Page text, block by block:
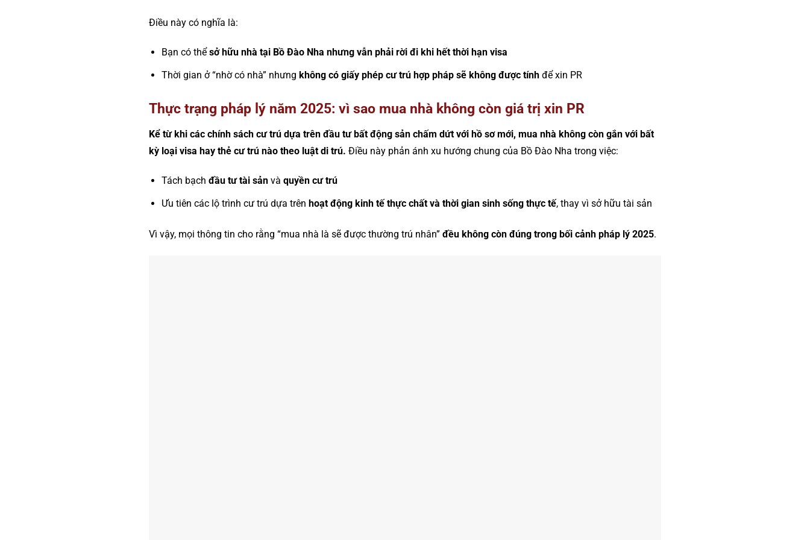
Điều này có nghĩa là:
Bạn có thểsở hữu nhà tại Bồ Đào Nha nhưng vẫn phải rời đi khi hết thời hạn visa
Thời gian ở “nhờ có nhà” nhưng không có giấy phép cư trú hợp pháp sẽ không được tínhđể xin PR
Thực trạng pháp lý năm 2025: vì sao mua nhà không còn giá trị xin PR
Kể từ khi các chính sách cư trú dựa trên đầu tư bất động sản chấm dứt với hồ sơ mới, mua nhà không còn gắn với bất
kỳ loại visa hay thẻ cư trú nào theo luật di trú. Điều này phản ánh xu hướng chung của Bồ Đào Nha trong việc:
Tách bạch đầu tư tài sảnvà quyền cư trú
Ưu tiên các lộ trình cư trú dựa trên hoạt động kinh tế thực chất và thời gian sinh sống thực tế, thay vì sở hữu tài sản
Vì vậy, mọi thông tin cho rằng “mua nhà là sẽ được thường trú nhân” đều không còn đúng trong bối cảnh pháp lý 2025.